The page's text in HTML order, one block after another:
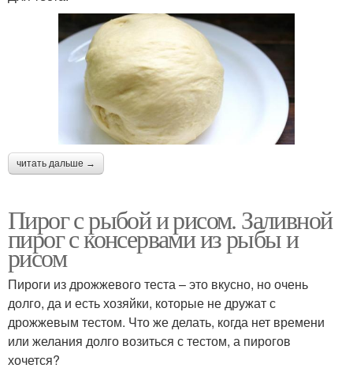
читать дальше →
Пирог с рыбой и рисом. Заливной
пирог с консервами из рыбы и
рисом
Пироги из дрожжевого теста – это вкусно, но очень
долго, да и есть хозяйки, которые не дружат с
дрожжевым тестом. Что же делать, когда нет времени
или желания долго возиться с тестом, а пирогов
хочется?